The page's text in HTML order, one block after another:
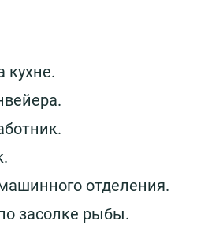
отделения.
засолке рыбы.